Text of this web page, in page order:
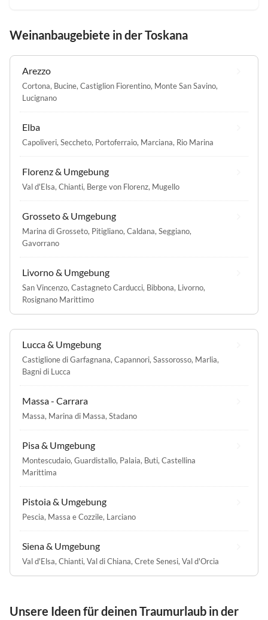
Weinanbaugebiete in der Toskana
Arezzo
Cortona, Bucine, Castiglion Fiorentino, Monte San Savino,
Lucignano
Elba
Capoliveri, Seccheto, Portoferraio, Marciana, Rio Marina
Florenz & Umgebung
Val d'Elsa, Chianti, Berge von Florenz, Mugello
Grosseto & Umgebung
Marina di Grosseto, Pitigliano, Caldana, Seggiano,
Gavorrano
Livorno & Umgebung
San Vincenzo, Castagneto Carducci, Bibbona, Livorno,
Rosignano Marittimo
Lucca & Umgebung
Castiglione di Garfagnana, Capannori, Sassorosso, Marlia,
Bagni di Lucca
Massa - Carrara
Massa, Marina di Massa, Stadano
Pisa & Umgebung
Montescudaio, Guardistallo, Palaia, Buti, Castellina
Marittima
Pistoia & Umgebung
Pescia, Massa e Cozzile, Larciano
Siena & Umgebung
Val d'Elsa, Chianti, Val di Chiana, Crete Senesi, Val d'Orcia
Unsere Ideen für deinen Traumurlaub in der